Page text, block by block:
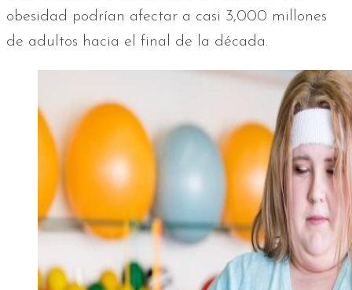
obesidad podrían afectar a casi 3,000 millones
de adultos hacia el final de la década.